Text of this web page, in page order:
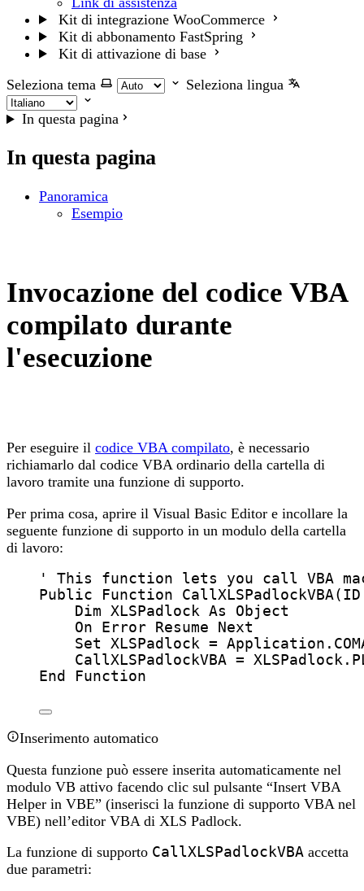
Kit di integrazione WooCommerce
Kit di abbonamento FastSpring
Kit di attivazione di base
Seleziona tema
Seleziona lingua
In questa pagina
In questa pagina
Panoramica
Esempio
Invocazione del codice VBA
compilato durante
l'esecuzione
Per eseguire il codice VBA compilato, è necessario
richiamarlo dal codice VBA ordinario della cartella di
lavoro tramite una funzione di supporto.
Per prima cosa, aprire il Visual Basic Editor e incollare la
seguente funzione di supporto in un modulo della cartella
di lavoro:
' This function lets you call VBA
Public Function CallXLSPadlockVBA( ID
Dim XLSPadlock As
Object
On Error Resume Next
Set XLSPadlock = Application .
CallXLSPadlockVBA = XLSPadlock.
End Function
Inserimento automatico
Questa funzione può essere inserita automaticamente nel
modulo VB attivo facendo clic sul pulsante “Insert VBA
Helper in VBE” (inserisci la funzione di supporto VBA nel
VBE) nell’editor VBA di XLS Padlock.
La funzione di supporto CallXLSPadlockVBA accetta
due parametri: